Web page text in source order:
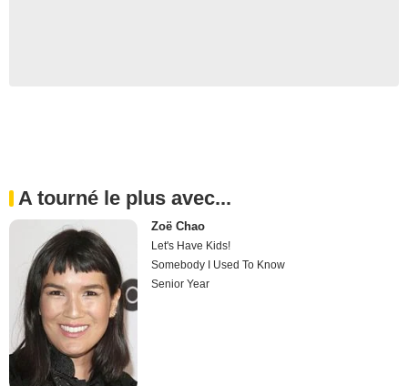
A tourné le plus avec...
Zoë Chao
Let's Have Kids!
Somebody I Used To Know
Senior Year